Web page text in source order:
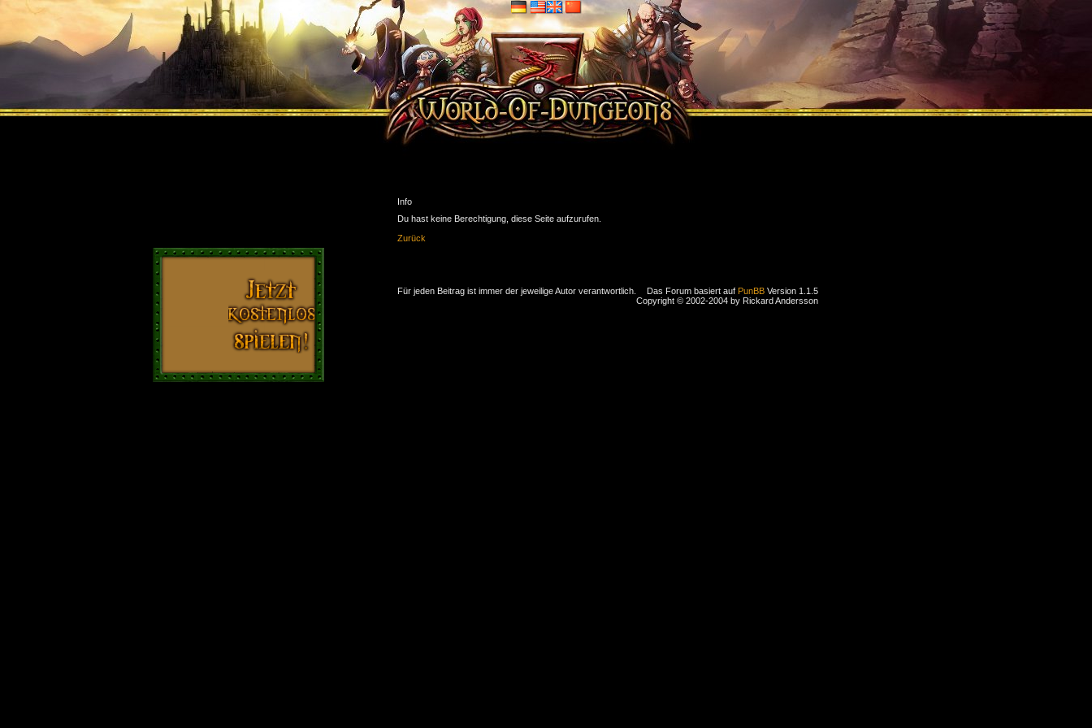
Info
Du hast keine Berechtigung, diese Seite aufzurufen.
Zurück
Für jeden Beitrag ist immer der jeweilige Autor verantwortlich. Das Forum basiert auf PunBB Version 1.1.5
Copyright © 2002-2004 by Rickard Andersson